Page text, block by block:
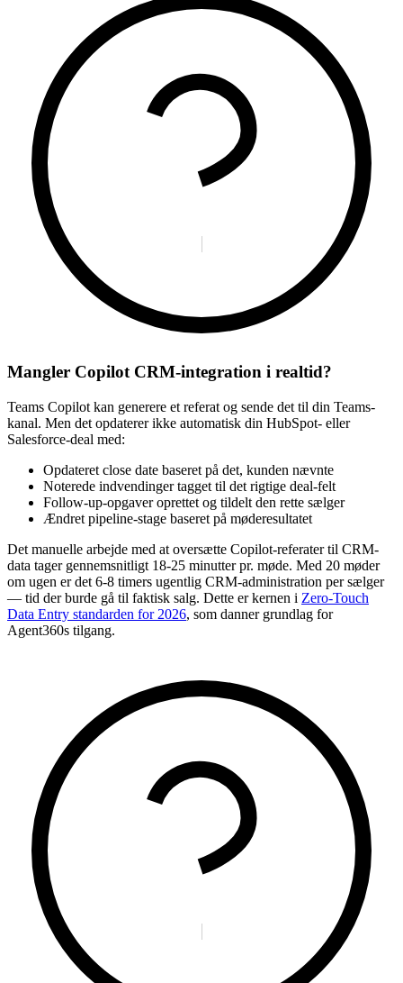
Mangler Copilot CRM-integration i realtid?
Teams Copilot kan generere et referat og sende det til din Teams-
kanal. Men det opdaterer ikke automatisk din HubSpot- eller
Salesforce-deal med:
Opdateret close date baseret på det, kunden nævnte
Noterede indvendinger tagget til det rigtige deal-felt
Follow-up-opgaver oprettet og tildelt den rette sælger
Ændret pipeline-stage baseret på møderesultatet
Det manuelle arbejde med at oversætte Copilot-referater til CRM-
data tager gennemsnitligt 18-25 minutter pr. møde. Med 20 møder
om ugen er det 6-8 timers ugentlig CRM-administration per sælger
— tid der burde gå til faktisk salg. Dette er kernen i Zero-Touch
Data Entry standarden for 2026, som danner grundlag for
Agent360s tilgang.